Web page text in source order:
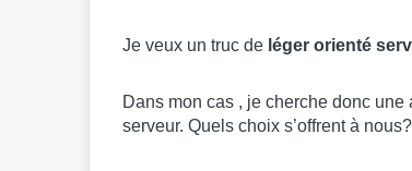
Je veux un truc de léger orienté
Dans mon cas , je cherche donc
serveur. Quels choix s’offrent à nous?